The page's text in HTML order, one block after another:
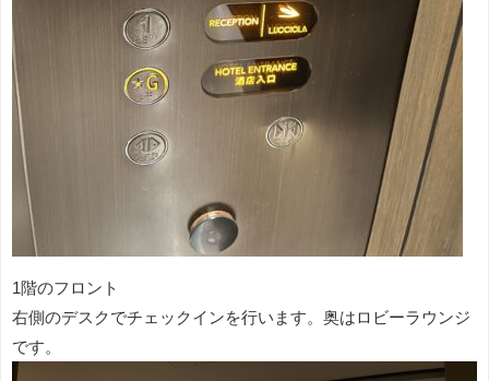
1階のフロント
右側のデスクでチェックインを行います。奥はロビーラウンジ
です。